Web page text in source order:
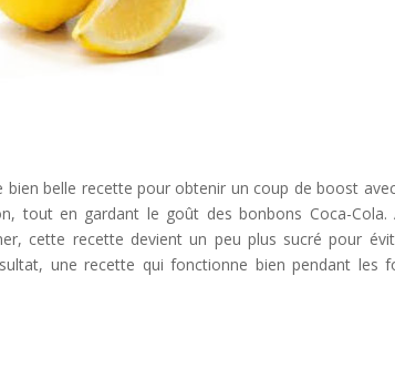
bien belle recette pour obtenir un coup de boost
tout en gardant le goût des bonbons Coca-Cola.
cette recette devient un peu plus sucré pour
une recette qui fonctionne bien pendant les